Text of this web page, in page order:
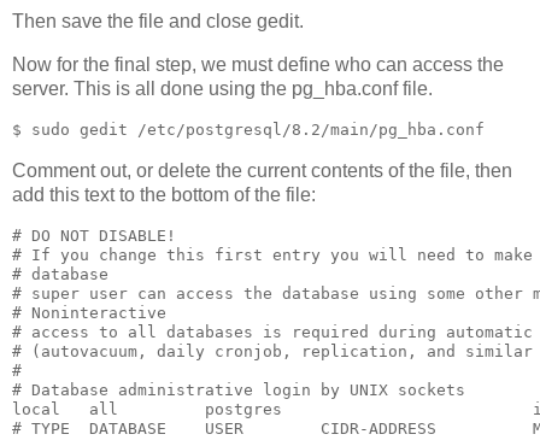
Then save the file and close gedit.
Now for the final step, we must define who can access the
server. This is all done using the pg_hba.conf file.
$ sudo gedit /etc/postgresql/8.2/main/pg_hba.conf
Comment out, or delete the current contents of the file, then
add this text to the bottom of the file:
# DO NOT DISABLE!
# If you change this first entry you will need to
# database
# super user can access the database using some other
# Noninteractive
# access to all databases is required during automatic
# (autovacuum, daily cronjob, replication, and
#
# Database administrative login by UNIX sockets
local   all         postgres
# TYPE  DATABASE    USER        CIDR-ADDRESS